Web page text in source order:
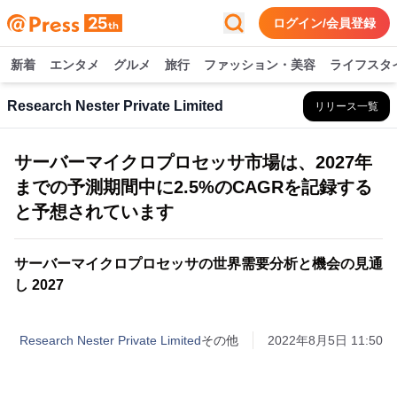
ログイン/会員登録
新着 エンタメ グルメ 旅行 ファッション・美容 ライフスタ
Research Nester Private Limited リリース一覧
サーバーマイクロプロセッサ市場は、2027年
までの予測期間中に2.5%のCAGRを記録する
と予想されています
サーバーマイクロプロセッサの世界需要分析と機会の見通
し 2027
Research Nester Private Limitedその他 2022年8月5日 11:50